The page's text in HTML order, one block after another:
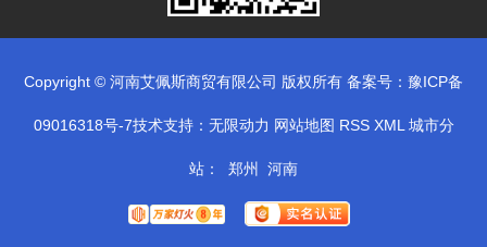
Copyright © 河南艾佩斯商贸有限公司 版权所有 备案号： 豫ICP备
09016318号-7技术支持： 无限动力 网站地图 RSS XML 城市分
站 ： 郑州 河南